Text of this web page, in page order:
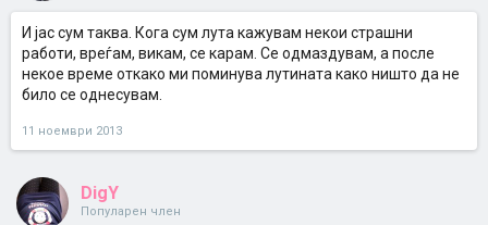
И јас сум таква. Кога сум лута кажувам некои страшни
работи, вреѓам, викам, се карам. Се одмаздувам, а после
некое време откако ми поминува лутината како ништо да не
било се однесувам.
11 ноември 2013
DigY
Популарен член